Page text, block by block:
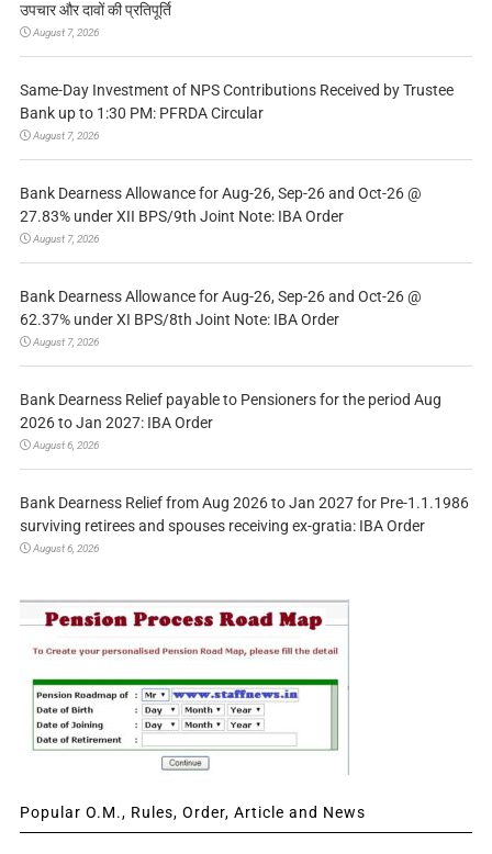
उपचार और दावों की प्रतिपूर्ति
August 7, 2026
Same-Day Investment of NPS Contributions Received by Trustee
Bank up to 1:30 PM: PFRDA Circular
August 7, 2026
Bank Dearness Allowance for Aug-26, Sep-26 and Oct-26 @
27.83% under XII BPS/9th Joint Note: IBA Order
August 7, 2026
Bank Dearness Allowance for Aug-26, Sep-26 and Oct-26 @
62.37% under XI BPS/8th Joint Note: IBA Order
August 7, 2026
Bank Dearness Relief payable to Pensioners for the period Aug
2026 to Jan 2027: IBA Order
August 6, 2026
Bank Dearness Relief from Aug 2026 to Jan 2027 for Pre-1.1.1986
surviving retirees and spouses receiving ex-gratia: IBA Order
August 6, 2026
Popular O.M., Rules, Order, Article and News